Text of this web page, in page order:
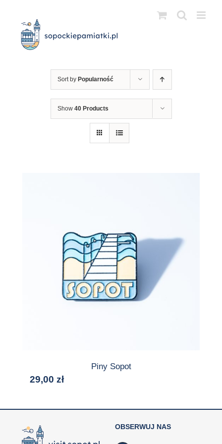
zawartości
Sort by Popularność
Show 40 Products
Piny Sopot
29,00 zł
OBSERWUJ NAS